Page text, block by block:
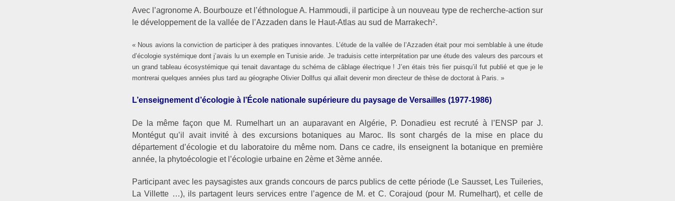
Avec l’agronome A. Bourbouze et l’éthnologue A. Hammoudi, il participe à un nouveau type de recherche-action sur
le développement de la vallée de l’Azzaden dans le Haut-Atlas au sud de Marrakech2.
« Nous avions la conviction de participer à des pratiques innovantes. L’étude de la vallée de l’Azzaden était pour moi semblable à une étude
d’écologie systémique dont j’avais lu un exemple en Tunisie aride. Je traduisis cette interprétation par une étude des valeurs des parcours et
un grand tableau écosystémique qui tenait davantage du schéma de câblage électrique ! J’en étais très fier puisqu’il fut publié et que je le
montrerai quelques années plus tard au géographe Olivier Dollfus qui allait devenir mon directeur de thèse de doctorat à Paris. »
L’enseignement d’écologie à l’École nationale supérieure du paysage de Versailles (1977-1986)
De la même façon que M. Rumelhart un an auparavant en Algérie, P. Donadieu est recruté à l’ENSP par J.
Montégut qu’il avait invité à des excursions botaniques au Maroc. Ils sont chargés de la mise en place du
département d’écologie et du laboratoire du même nom. Dans ce cadre, ils enseignent la botanique en première
année, la phytoécologie et l’écologie urbaine en 2ème et 3ème année.
Participant avec les paysagistes aux grands concours de parcs publics de cette période (Le Sausset, Les Tuileries,
La Villette …), ils partagent leurs services entre l’agence de M. et C. Corajoud (pour M. Rumelhart), et celle de